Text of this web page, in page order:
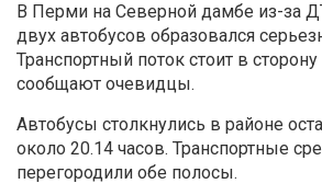
В Перми на Северной дамбе из-за
двух автобусов образовался
Транспортный поток стоит в
сообщают очевидцы.
Автобусы столкнулись в районе
около 20.14 часов. Транспортные
перегородили обе полосы.